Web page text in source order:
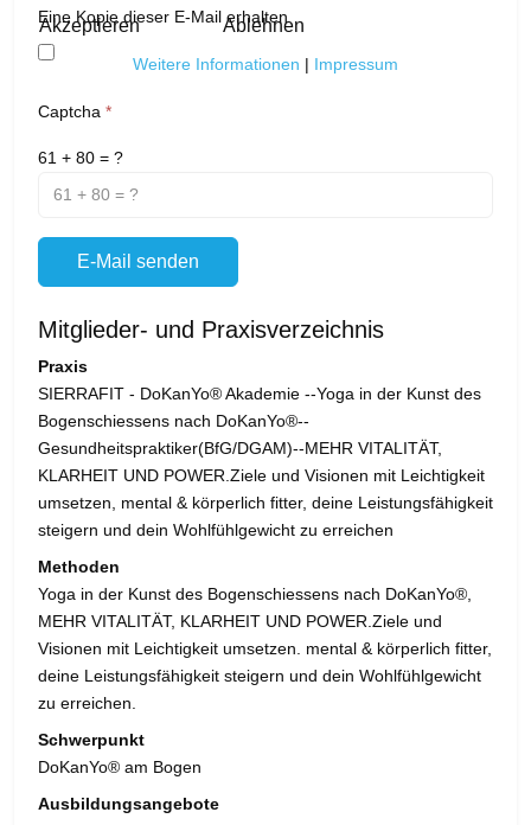
Eine Kopie dieser E-Mail erhalten
Captcha *
61 + 80 = ?
E-Mail senden
Mitglieder- und Praxisverzeichnis
Praxis
SIERRAFIT - DoKanYo® Akademie --Yoga in der Kunst des
Bogenschiessens nach DoKanYo®--
Gesundheitspraktiker(BfG/DGAM)--MEHR VITALITÄT,
KLARHEIT UND POWER.Ziele und Visionen mit Leichtigkeit
umsetzen, mental & körperlich fitter, deine Leistungsfähigkeit
steigern und dein Wohlfühlgewicht zu erreichen
Methoden
Yoga in der Kunst des Bogenschiessens nach DoKanYo®,
MEHR VITALITÄT, KLARHEIT UND POWER.Ziele und
Visionen mit Leichtigkeit umsetzen. mental & körperlich fitter,
deine Leistungsfähigkeit steigern und dein Wohlfühlgewicht
zu erreichen.
Schwerpunkt
DoKanYo® am Bogen
Ausbildungsangebote
Akzeptieren Ablehnen
Weitere Informationen | Impressum